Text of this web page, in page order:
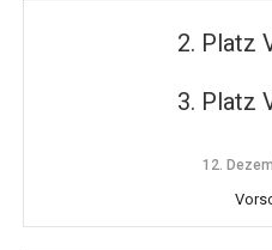
2. Platz
3. Platz
12.